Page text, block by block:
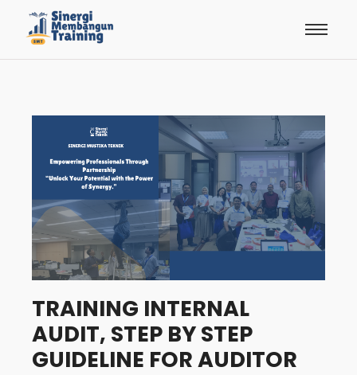
TRAINING INTERNAL
AUDIT, STEP BY STEP
GUIDELINE FOR AUDITOR